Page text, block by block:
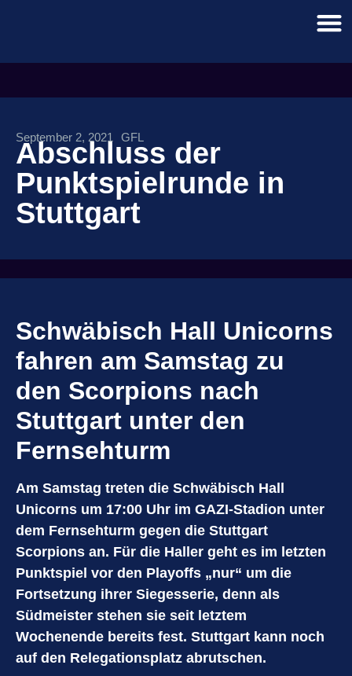
September 2, 2021 GFL
Abschluss der
Punktspielrunde in
Stuttgart
Schwäbisch Hall Unicorns
fahren am Samstag zu
den Scorpions nach
Stuttgart unter den
Fernsehturm
Am Samstag treten die Schwäbisch Hall
Unicorns um 17:00 Uhr im GAZI-Stadion unter
dem Fernsehturm gegen die Stuttgart
Scorpions an. Für die Haller geht es im letzten
Punktspiel vor den Playoffs „nur“ um die
Fortsetzung ihrer Siegesserie, denn als
Südmeister stehen sie seit letztem
Wochenende bereits fest. Stuttgart kann noch
auf den Relegationsplatz abrutschen.